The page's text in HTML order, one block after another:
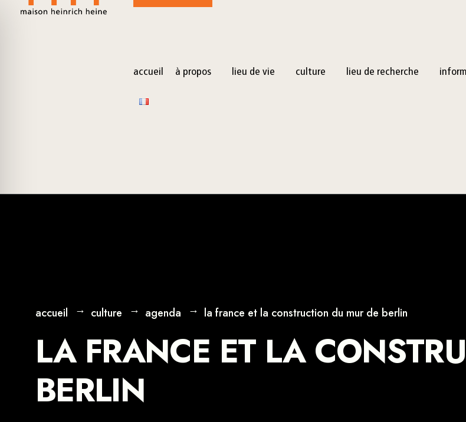
accueil à propos lieu de vie culture lieu de recherche
accueil culture agenda la france et la construction du mur de berlin
LA FRANCE ET LA
BERLIN